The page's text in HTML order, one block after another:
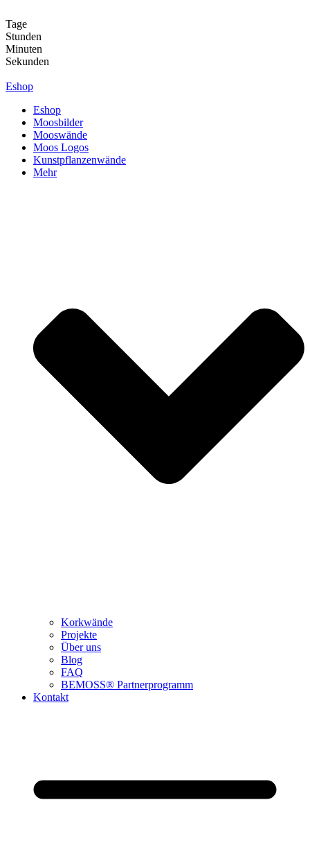
Inhalt
springen
Tage
Stunden
Minuten
Sekunden
Eshop
Eshop
Moosbilder
Mooswände
Moos Logos
Kunstpflanzenwände
Mehr
Korkwände
Projekte
Über uns
Blog
FAQ
BEMOSS® Partnerprogramm​
Kontakt